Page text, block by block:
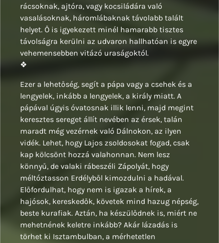
rácsoknak, ajtóra, vagy kocsiládára való
vasalásoknak, háromlábaknak távolabb talált
helyet. Ő is igyekezett minél hamarabb tisztes
távolságra kerülni az udvaron hallhatóan is egyre
vehemensebben vitázó uraságoktól.
❖
Ezer a lehetőség, segít a pápa vagy a csehek és a
lengyelek, inkább a lengyelek, a király miatt. A
pápával úgyis óvatosnak illik lenni, majd megint
keresztes sereget állít nevében az érsek, talán
maradt még vezérnek való Dálnokon, az ilyen
vidék. Lehet, hogy Lajos zsoldosokat fogad, csak
kap kölcsönt hozzá valahonnan. Nem lesz
könnyű, de valaki rábeszéli Zápolyát, hogy
méltóztasson Erdélyből kimozdulni a hadával.
Előfordulhat, hogy nem is igazak a hírek, a
hajósok, kereskedők, követek mind hazug népség,
beste kurafiak. Aztán, ha készülődnek is, miért ne
mehetnének keletre inkább? Akár lázadás is
törhet ki Isztambulban, a mérhetetlen